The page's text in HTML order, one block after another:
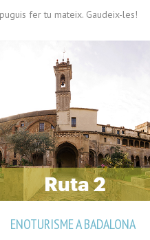
fer tu mateix. Gaudeix-les!
ENOTURISME A BADALONA